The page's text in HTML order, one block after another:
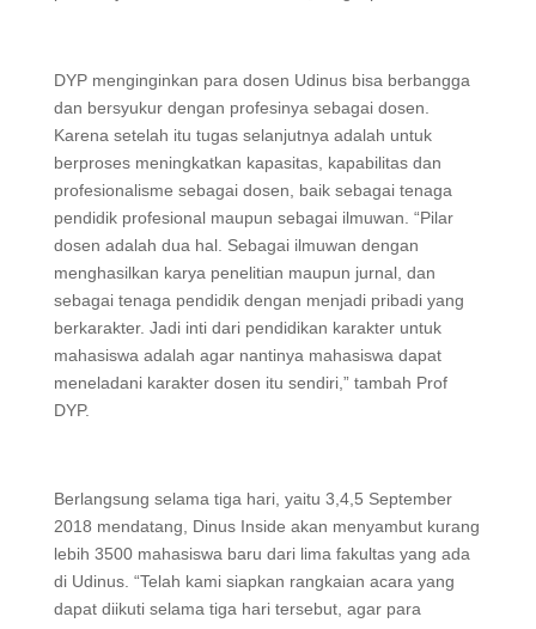
DYP menginginkan para dosen Udinus bisa berbangga
dan bersyukur dengan profesinya sebagai dosen.
Karena setelah itu tugas selanjutnya adalah untuk
berproses meningkatkan kapasitas, kapabilitas dan
profesionalisme sebagai dosen, baik sebagai tenaga
pendidik profesional maupun sebagai ilmuwan. “Pilar
dosen adalah dua hal. Sebagai ilmuwan dengan
menghasilkan karya penelitian maupun jurnal, dan
sebagai tenaga pendidik dengan menjadi pribadi yang
berkarakter. Jadi inti dari pendidikan karakter untuk
mahasiswa adalah agar nantinya mahasiswa dapat
meneladani karakter dosen itu sendiri,” tambah Prof
DYP.
Berlangsung selama tiga hari, yaitu 3,4,5 September
2018 mendatang, Dinus Inside akan menyambut kurang
lebih 3500 mahasiswa baru dari lima fakultas yang ada
di Udinus. “Telah kami siapkan rangkaian acara yang
dapat diikuti selama tiga hari tersebut, agar para